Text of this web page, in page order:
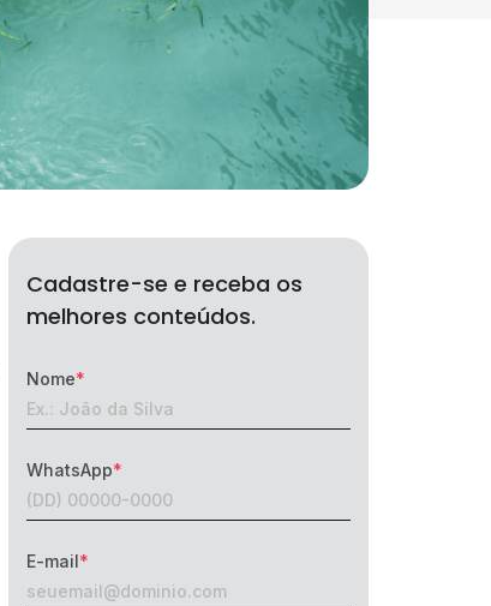
Cadastre-se e receba os
melhores conteúdos.
Nome
WhatsApp
E-mail